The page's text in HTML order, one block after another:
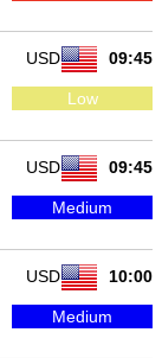
09:45
USD
Low
09:45
USD
Medium
10:00
USD
Medium